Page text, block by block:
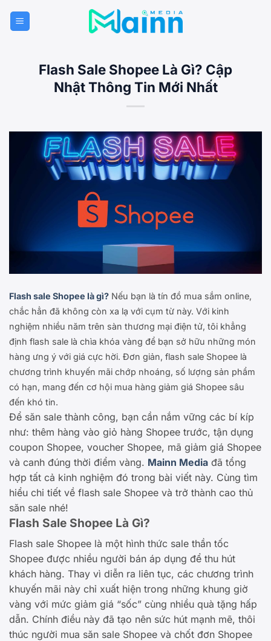
qua
Flash Sale Shopee Là Gì? Cập
Nhật Thông Tin Mới Nhất
Flash sale Shopee là gì? Nếu bạn là tín đồ mua sắm online,
chắc hẳn đã không còn xa lạ với cụm từ này. Với kinh
nghiệm nhiều năm trên sàn thương mại điện tử, tôi khẳng
định flash sale là chìa khóa vàng để bạn sở hữu những món
hàng ưng ý với giá cực hời. Đơn giản, flash sale Shopee là
chương trình khuyến mãi chớp nhoáng, số lượng sản phẩm
có hạn, mang đến cơ hội mua hàng giảm giá Shopee sâu
đến khó tin.
Để săn sale thành công, bạn cần nắm vững các bí kíp
như: thêm hàng vào giỏ hàng Shopee trước, tận dụng
coupon Shopee, voucher Shopee, mã giảm giá Shopee
và canh đúng thời điểm vàng. Mainn Media đã tổng
hợp tất cả kinh nghiệm đó trong bài viết này. Cùng tìm
hiểu chi tiết về flash sale Shopee và trở thành cao thủ
săn sale nhé!
Flash Sale Shopee Là Gì?
Flash sale Shopee là một hình thức sale thần tốc
Shopee được nhiều người bán áp dụng để thu hút
khách hàng. Thay vì diễn ra liên tục, các chương trình
khuyến mãi này chỉ xuất hiện trong những khung giờ
vàng với mức giảm giá “sốc” cùng nhiều quà tặng hấp
dẫn. Chính điều này đã tạo nên sức hút mạnh mẽ, thôi
thúc người mua săn sale Shopee và chốt đơn Shopee